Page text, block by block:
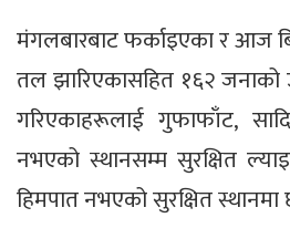
मंगलबारबाट फर्काइएका र आज
तल झारिएकासहित १६२ जनाको
गरिएकाहरूलाई गुफाफाँट,
नभएको स्थानसम्म सुरक्षित
हिमपात नभएको सुरक्षित स्थानमा